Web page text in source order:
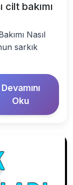
bakımı
Nasıl
sarkık
Devamını
Oku